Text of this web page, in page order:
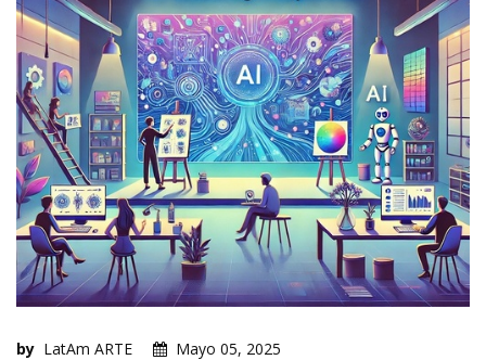
by LatAm ARTE Mayo 05, 2025